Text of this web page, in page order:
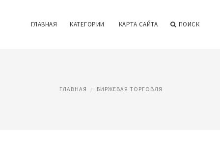
ГЛАВНАЯ КАТЕГОРИИ КАРТА САЙТА ПОИСК
ГЛАВНАЯ БИРЖЕВАЯ ТОРГОВЛЯ